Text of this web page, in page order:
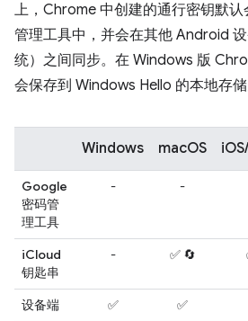
上，Chrome 中创建的通行密钥默
管理工具中，并会在其他 Android
统）之间同步。在 Windows 版
会保存到 Windows Hello 的本地存储
Windows macOS
Google
密码管
理工具
- -
iCloud
钥匙串
- ✅ 🔄
设备端 ✅ ✅